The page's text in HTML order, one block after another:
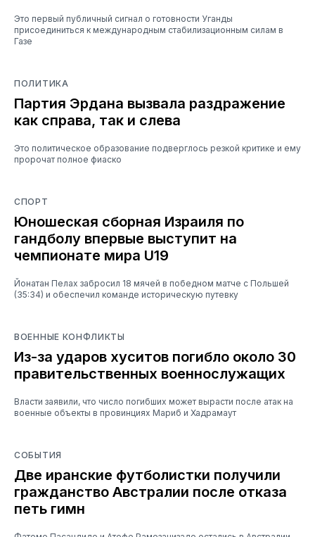
Это первый публичный сигнал о готовности Уганды
присоединиться к международным стабилизационным силам в
Газе
ПОЛИТИКА
Партия Эрдана вызвала раздражение
как справа, так и слева
Это политическое образование подверглось резкой критике и ему
пророчат полное фиаско
СПОРТ
Юношеская сборная Израиля по
гандболу впервые выступит на
чемпионате мира U19
Йонатан Пелах забросил 18 мячей в победном матче с Польшей
(35:34) и обеспечил команде историческую путевку
ВОЕННЫЕ КОНФЛИКТЫ
Из-за ударов хуситов погибло около 30
правительственных военнослужащих
Власти заявили, что число погибших может вырасти после атак на
военные объекты в провинциях Мариб и Хадрамаут
СОБЫТИЯ
Две иранские футболистки получили
гражданство Австралии после отказа
петь гимн